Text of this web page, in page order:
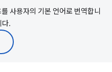
사용자의 기본 언어로 번역합니
다.